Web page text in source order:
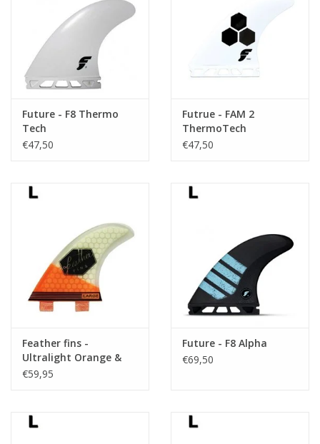
Accessories
Women
Men
Sale
Merken
Future - F8 Thermo
Tech
€47,50
Futrue - FAM 2
ThermoTech
€47,50
Feather fins -
Ultralight Orange &
White Large
€59,95
Future - F8 Alpha
€69,50